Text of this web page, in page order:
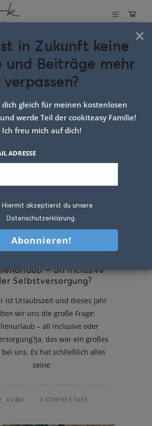
der
familie
– all inclusive
Selbstversorgung?
ist Urlaubszeit und dieses Jahr
wir uns die große Frage:
– all inclusive oder
das war ein großes
bei uns. Es hat schließlich alles
seine
0 LIKE 3 KOMMENTARE
×
in Zukunft keine
und Beiträge mehr
verpassen?
gleich für meinen kostenlosen
werde Teil der cookiteasy Familie!
Ich freu mich auf dich!
ADRESSE
Hiermit akzeptierst du unsere
Datenschutzerklärung.